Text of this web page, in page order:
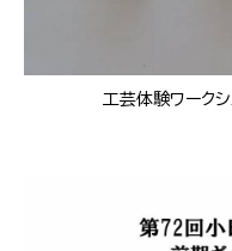
工芸体験ワーク